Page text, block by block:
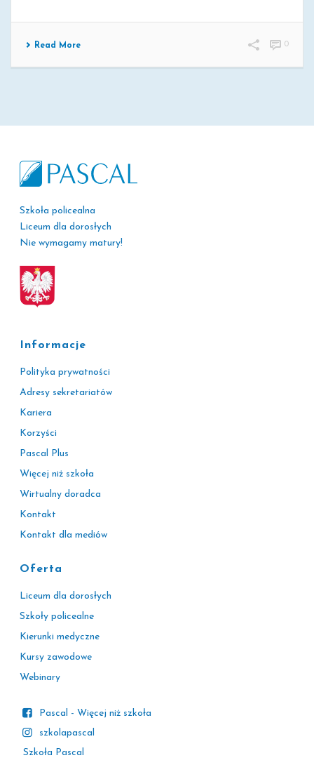
Read More 0
Szkoła policealna
Liceum dla dorosłych
Nie wymagamy matury!
Informacje
Polityka prywatności
Adresy sekretariatów
Kariera
Korzyści
Pascal Plus
Więcej niż szkoła
Wirtualny doradca
Kontakt
Kontakt dla mediów
Oferta
Liceum dla dorosłych
Szkoły policealne
Kierunki medyczne
Kursy zawodowe
Webinary
Pascal - Więcej niż szkoła
szkolapascal
Szkoła Pascal